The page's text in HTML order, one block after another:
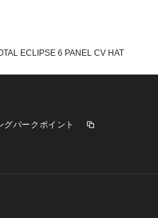
ECLIPSE 6 PANEL CV HAT
グパークポイント